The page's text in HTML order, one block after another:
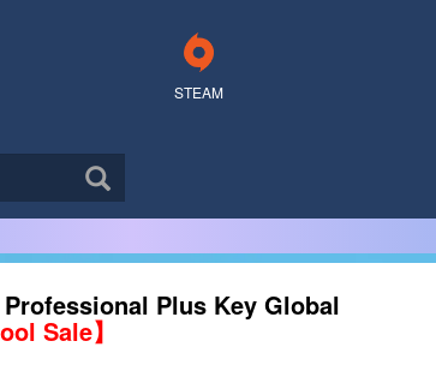
STEAM
Professional Plus Key Global
Sale】